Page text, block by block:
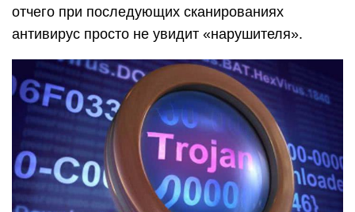
отчего при последующих сканированиях
антивирус просто не увидит «нарушителя».